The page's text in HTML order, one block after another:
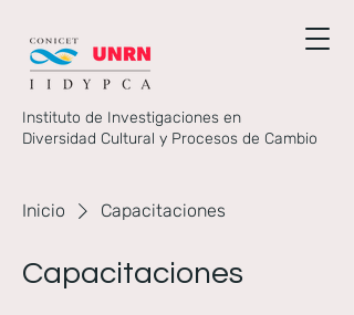
Instituto de Investigaciones en
Diversidad Cultural y Procesos de Cambio
Inicio Capacitaciones
Capacitaciones